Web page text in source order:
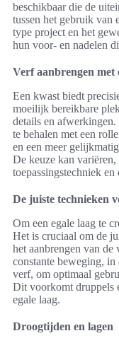
beschikbaar die de
tussen het gebruik van
type project en het
hun voor- en nadelen
Verf aanbrengen met
Een kwast biedt
moeilijk bereikbare
details en
te behalen met een
en een meer
De keuze kan
toepassingstechniek
De juiste technieken
Om een egale laag te
Het is cruciaal om de
het aanbrengen van
constante beweging,
verf, om optimaal
Dit voorkomt druppels
egale laag.
Droogtijden en lagen